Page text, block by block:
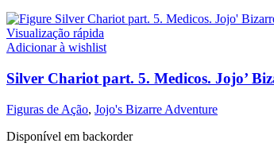
Visualização rápida
Adicionar à wishlist
Silver Chariot part. 5. Medicos. Jojo’
Figuras de Ação, Jojo's Bizarre Adventure
Disponível em backorder